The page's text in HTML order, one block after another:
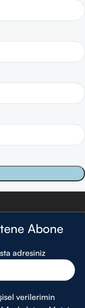
Abone
adresiniz
verilerimin